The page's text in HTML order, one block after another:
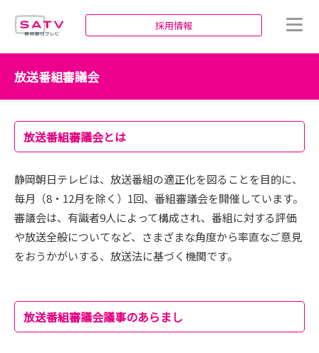
採用情報
放送番組審議会
放送番組審議会とは
静岡朝日テレビは、放送番組の適正化を図ることを目的に、
毎月（8・12月を除く）1回、番組審議会を開催しています。
審議会は、有識者9人によって構成され、番組に対する評価
や放送全般についてなど、さまざまな角度から率直なご意見
をおうかがいする、放送法に基づく機関です。
放送番組審議会議事のあらまし